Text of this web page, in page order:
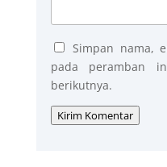
Simpan nama,
pada peramban
berikutnya.
Kirim Komentar